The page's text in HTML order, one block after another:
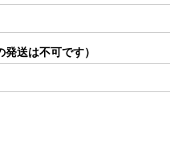
送は不可です）